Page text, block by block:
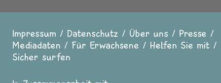
Fußzeile
Impressum Datenschutz Über uns
Presse
Mediadaten
Für Erwachsene
Helfen Sie mit
Sicher surfen